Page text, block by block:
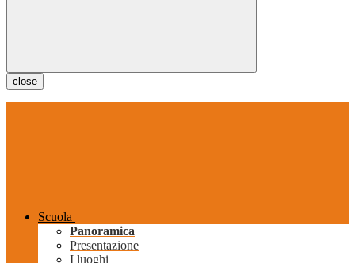
close
Scuola
Panoramica
Presentazione
I luoghi